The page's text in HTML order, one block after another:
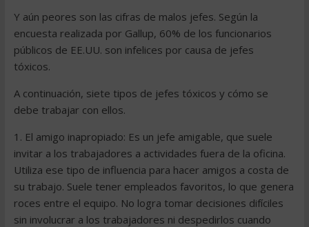
Y aún peores son las cifras de malos jefes. Según la
encuesta realizada por Gallup, 60% de los funcionarios
públicos de EE.UU. son infelices por causa de jefes
tóxicos.
A continuación, siete tipos de jefes tóxicos y cómo se
debe trabajar con ellos.
1. El amigo inapropiado: Es un jefe amigable, que suele
invitar a los trabajadores a actividades fuera de la oficina.
Utiliza ese tipo de influencia para hacer amigos a costa de
su trabajo. Suele tener empleados favoritos, lo que genera
roces entre el equipo. No logra tomar decisiones difíciles
sin involucrar a los trabajadores ni despedirlos cuando